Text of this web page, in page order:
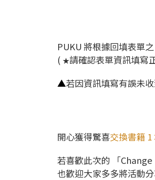
PUKU 將根據回填表單之
( ★請確認表單資訊填寫
▲若因資訊填寫有誤未
開心獲得驚喜交換書籍 1
若喜歡此次的 「
也歡迎大家多多將活動